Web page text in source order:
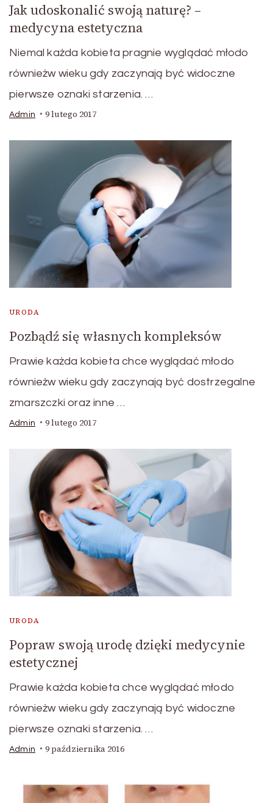
Jak udoskonalić swoją naturę? –
medycyna estetyczna
Niemal każda kobieta pragnie wyglądać młodo
równieżw wieku gdy zaczynają być widoczne
pierwsze oznaki starzenia. …
Admin 9 lutego 2017
URODA
Pozbądź się własnych kompleksów
Prawie każda kobieta chce wyglądać młodo
równieżw wieku gdy zaczynają być dostrzegalne
zmarszczki oraz inne …
Admin 9 lutego 2017
URODA
Popraw swoją urodę dzięki medycynie
estetycznej
Prawie każda kobieta chce wyglądać młodo
równieżw wieku gdy zaczynają być widoczne
pierwsze oznaki starzenia. …
Admin 9 października 2016